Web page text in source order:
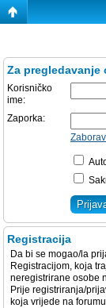
Za pregledavanje
Korisničko
ime:
Zaporka:
Registracija
Da bi se mogao/la
Registracijom, koja
neregistrirane osobe
Prije registriranja/
koja vrijede na